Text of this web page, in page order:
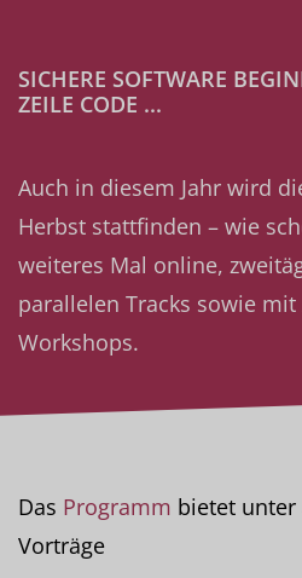
SICHERE SOFTWARE
ZEILE CODE ...
Auch in diesem Jahr wird
Herbst stattfinden – wie
weiteres Mal online,
parallelen Tracks sowie
Workshops.
Das Programm bietet
Vorträge